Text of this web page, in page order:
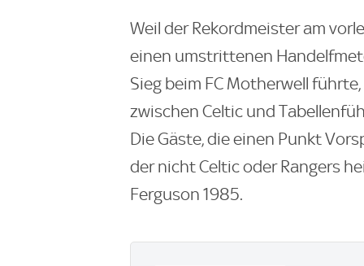
Weil der Rekordmeister am
einen umstrittenen
Sieg beim FC Motherwell
zwischen Celtic und
Die Gäste, die einen Punkt
der nicht Celtic oder Rangers
Ferguson 1985.